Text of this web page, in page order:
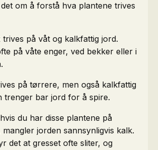
om å forstå hva plantene trives
trives på våt og kalkfattig jord.
på våte enger, ved bekker eller i
på tørrere, men også kalkfattig
trenger bar jord for å spire.
du har disse plantene på
mangler jorden sannsynligvis kalk.
det at gresset ofte sliter, og